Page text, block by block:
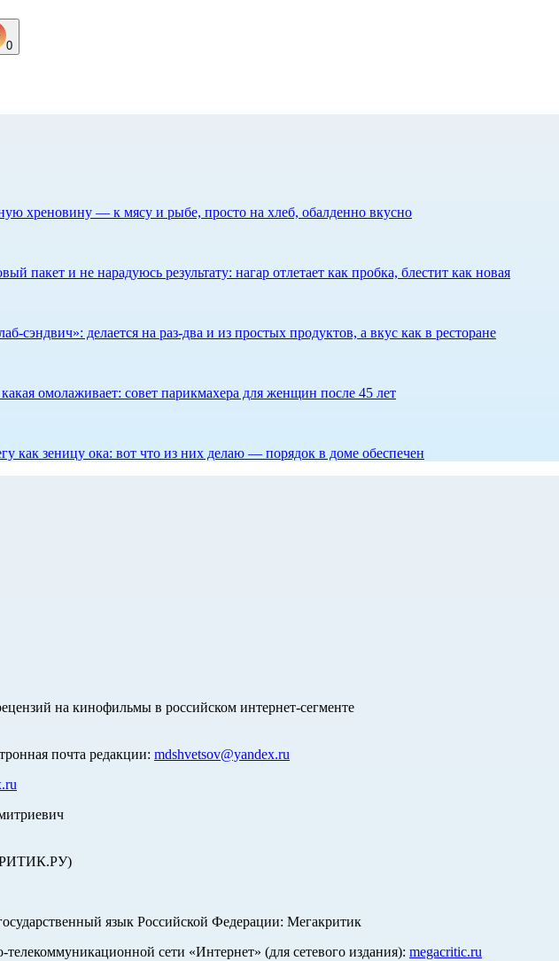
0
хреновину — к мясу и рыбе, просто на хлеб, обалденно вкусно
пакет и не нарадуюсь результату: нагар отлетает как пробка, блестит как новая
сэндвич»: делается на раз-два и из простых продуктов, а вкус как в ресторане
омолаживает: совет парикмахера для женщин после 45 лет
как зеницу ока: вот что из них делаю — порядок в доме обеспечен
на кинофильмы в российском интернет-сегменте
почта редакции: mdshvetsov@yandex.ru
язык Российской Федерации: Мегакритик
сети «Интернет» (для сетевого издания): megacritic.ru